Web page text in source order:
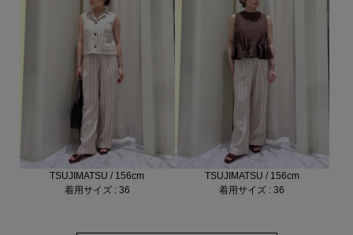
TSUJIMATSU / 156cm
着用サイズ : 36
TSUJIMATSU / 156cm
着用サイズ : 36